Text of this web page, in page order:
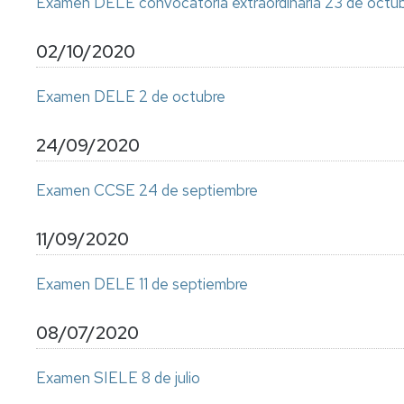
02/10/2020
Examen DELE 2 de octubre
24/09/2020
Examen CCSE 24 de septiembre
11/09/2020
Examen DELE 11 de septiembre
08/07/2020
Examen SIELE 8 de julio